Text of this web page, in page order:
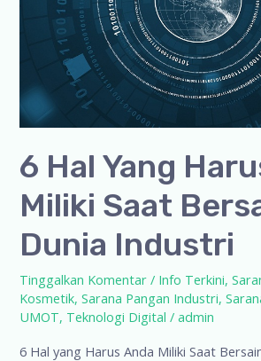
6 Hal Yang
Miliki Saat
Dunia Industri
Tinggalkan Komentar / Info Terkini,
Kosmetik,Sarana Pangan Industri,
UMOT, Teknologi Digital /admin
6 Hal yang Harus Anda Miliki Saat